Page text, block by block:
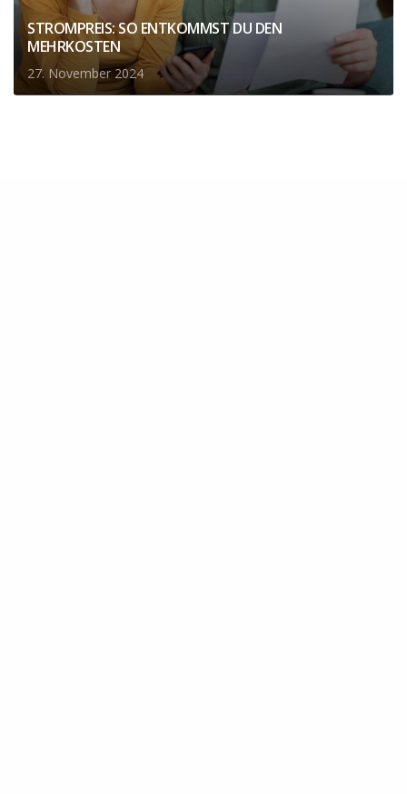
STROMPREIS: SO ENTKOMMST DU DEN
MEHRKOSTEN
27. November 2024